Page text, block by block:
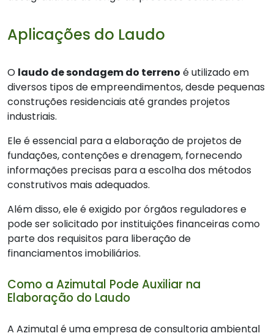
Aplicações do Laudo
O laudo de sondagem do terreno é utilizado em
diversos tipos de empreendimentos, desde pequenas
construções residenciais até grandes projetos
industriais.
Ele é essencial para a elaboração de projetos de
fundações, contenções e drenagem, fornecendo
informações precisas para a escolha dos métodos
construtivos mais adequados.
Além disso, ele é exigido por órgãos reguladores e
pode ser solicitado por instituições financeiras como
parte dos requisitos para liberação de
financiamentos imobiliários.
Como a Azimutal Pode Auxiliar na
Elaboração do Laudo
A Azimutal é uma empresa de consultoria ambiental